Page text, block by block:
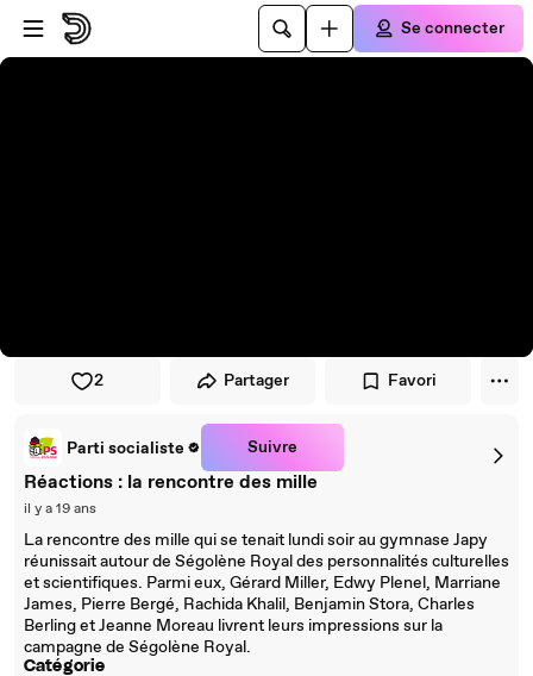
Passer au player
Passer au contenu principal
Se connecter
2 Partager Favori
Parti socialiste Suivre
Réactions : la rencontre des mille
il y a 19 ans
La rencontre des mille qui se tenait lundi soir au gymnase Japy
réunissait autour de Ségolène Royal des personnalités culturelles
et scientifiques. Parmi eux, Gérard Miller, Edwy Plenel, Marriane
James, Pierre Bergé, Rachida Khalil, Benjamin Stora, Charles
Berling et Jeanne Moreau livrent leurs impressions sur la
campagne de Ségolène Royal.
Catégorie